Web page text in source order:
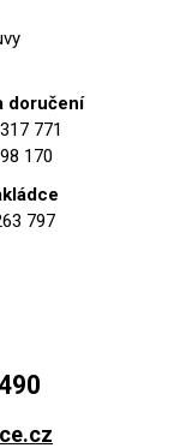
doručení
771
170
797